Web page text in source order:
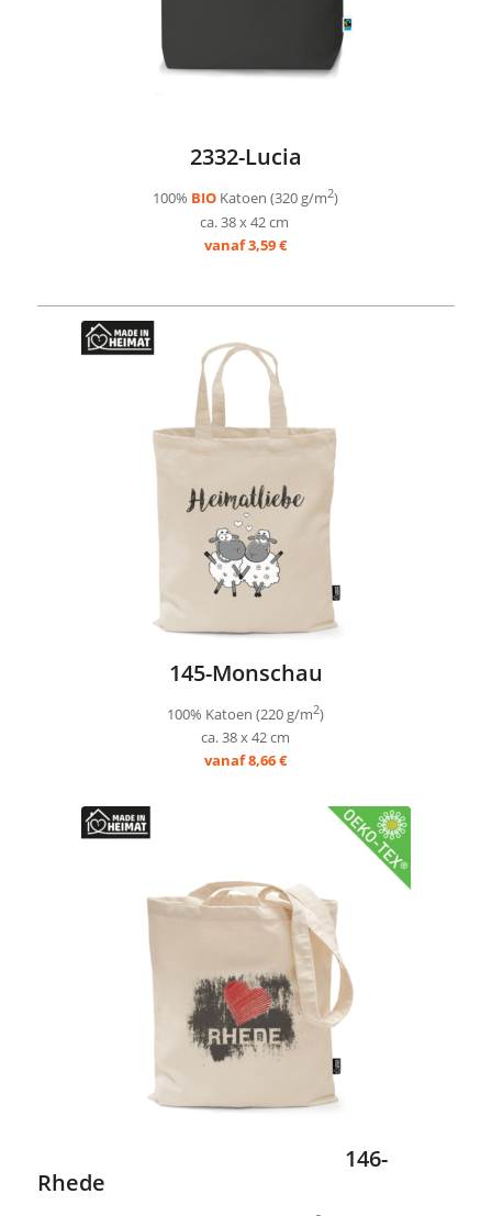
2332-Lucia
100% BIO Katoen (320 g/m2)
ca. 38 x 42 cm
vanaf 3,59 €
145-Monschau
100% Katoen (220 g/m2)
ca. 38 x 42 cm
vanaf 8,66 €
146-
Rhede